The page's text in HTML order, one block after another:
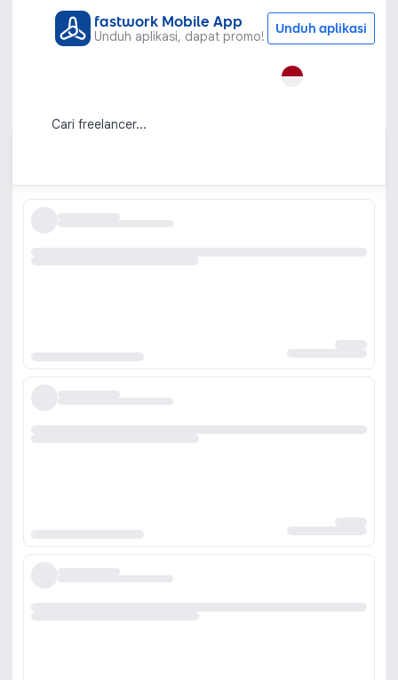
fastwork Mobile App
Unduh aplikasi, dapat promo! Unduh aplikasi
Segala Kebutuhan